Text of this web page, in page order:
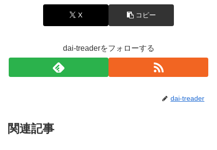
X コピー
dai-treaderをフォローする
dai-treader
関連記事